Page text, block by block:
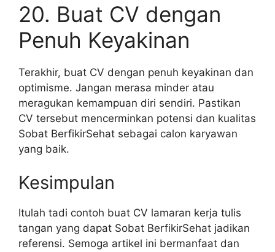
20. Buat CV dengan
Penuh Keyakinan
Terakhir, buat CV dengan penuh keyakinan dan
optimisme. Jangan merasa minder atau
meragukan kemampuan diri sendiri. Pastikan
CV tersebut mencerminkan potensi dan kualitas
Sobat BerfikirSehat sebagai calon karyawan
yang baik.
Kesimpulan
Itulah tadi contoh buat CV lamaran kerja tulis
tangan yang dapat Sobat BerfikirSehat jadikan
referensi. Semoga artikel ini bermanfaat dan